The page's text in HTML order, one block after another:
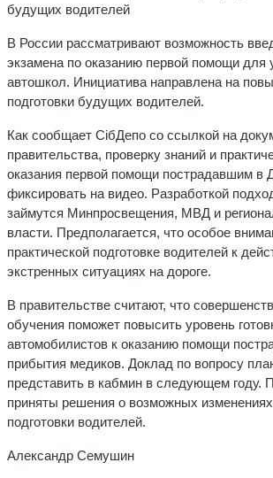
будущих водителей
В России рассматривают возможность
экзамена по оказанию первой помощи для
автошкол. Инициатива направлена на
подготовки будущих водителей.
Как сообщает СiбДепо со ссылкой на
правительства, проверку знаний и
оказания первой помощи пострадавшим в
фиксировать на видео. Разработкой
займутся Минпросвещения, МВД и
власти. Предполагается, что особое
практической подготовке водителей к
экстренных ситуациях на дороге.
В правительстве считают, что
обучения поможет повысить уровень
автомобилистов к оказанию помощи
прибытия медиков. Доклад по вопросу
представить в кабмин в следующем году.
приняты решения о возможных
подготовки водителей.
Александр Семушин